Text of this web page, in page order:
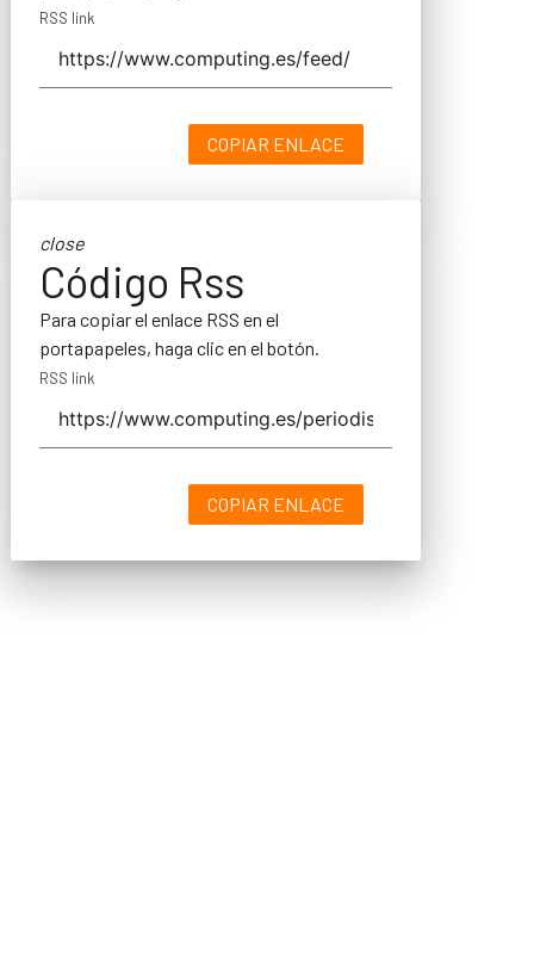
RSS link
COPIAR ENLACE
close
Código Rss
Para copiar el enlace RSS en el
portapapeles, haga clic en el botón.
RSS link
COPIAR ENLACE